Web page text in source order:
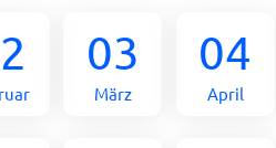
03
März
04
April